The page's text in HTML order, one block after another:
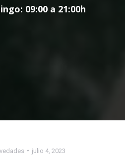
09:00 a 21:00h
julio 4, 2023